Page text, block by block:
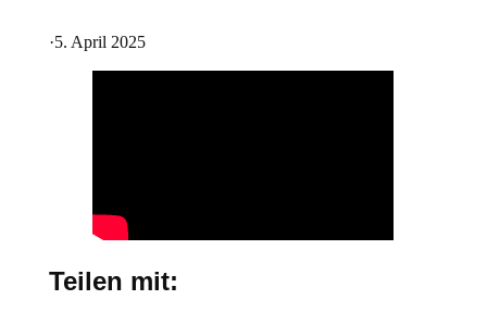
·5. April 2025
Teilen mit: